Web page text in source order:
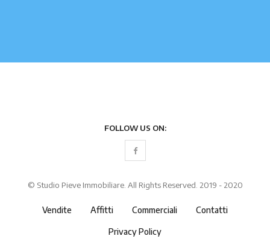
FOLLOW US ON:
© Studio Pieve Immobiliare. All Rights Reserved. 2019 - 2020
Vendite Affitti Commerciali Contatti
Privacy Policy